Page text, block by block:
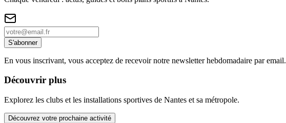
S'abonner
En vous inscrivant, vous acceptez de recevoir notre newsletter hebdomadaire par email.
Découvrir plus
Explorez les clubs et les installations sportives de Nantes et sa métropole.
Découvrez votre prochaine activité